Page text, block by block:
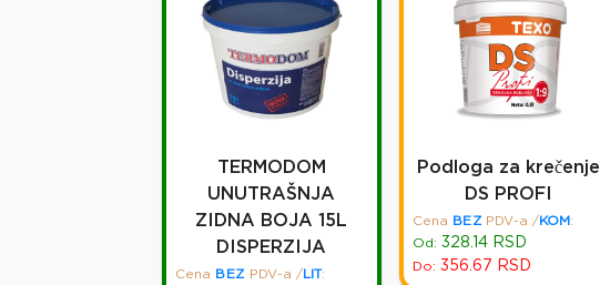
TERMODOM
UNUTRAŠNJA
ZIDNA BOJA 15L
DISPERZIJA
Cena BEZ PDV-a / LIT:
Podloga za krečenje
DS PROFI
Cena BEZ PDV-a / KOM :
Od: 328.14RSD
Do: 356.67 RSD